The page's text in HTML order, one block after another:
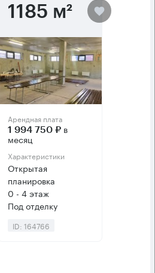
1185 м²
Арендная плата
1 994 750 ₽ в
месяц
Характеристики
Открытая
планировка
0 - 4 этаж
Под отделку
ID: 164766